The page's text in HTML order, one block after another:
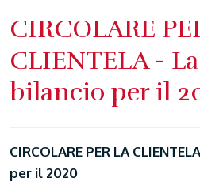
CIRCOLARE
CLIENTELA -
bilancio per il
CIRCOLARE PER LA
per il 2020